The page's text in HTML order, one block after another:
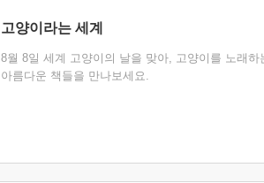
고양이라는 세계
8월 8일 세계 고양이의 날을 맞아, 고양이를 노래하
아름다운 책들을 만나보세요.